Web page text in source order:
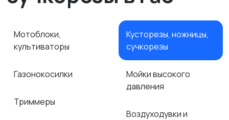
Мотоблоки,
культиваторы
Газонокосилки
Триммеры
Кусторезы, ножницы,
сучкорезы
Мойки высокого
давления
Воздуходувки и